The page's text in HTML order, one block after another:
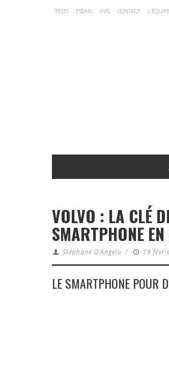
TESTS ESSAIS AVIS CONTACT
VOLVO : LA CLÉ
SMARTPHONE
Stéphane D'Angelo / 19
LE SMARTPHONE POUR